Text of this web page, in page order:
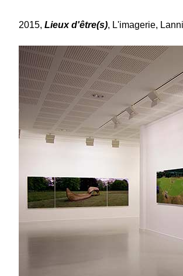
2015, Lieux d'être(s), L'imagerie,